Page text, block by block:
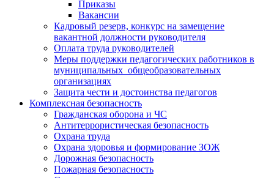
Приказы
Вакансии
Кадровый резерв, конкурс на замещение
вакантной должности руководителя
Оплата труда руководителей
Меры поддержки педагогических работников в
муниципальных общеобразовательных
организациях
Защита чести и достоинства педагогов
Комплексная безопасность
Гражданская оборона и ЧС
Антитеррористическая безопасность
Охрана труда
Охрана здоровья и формирование ЗОЖ
Дорожная безопасность
Пожарная безопасность